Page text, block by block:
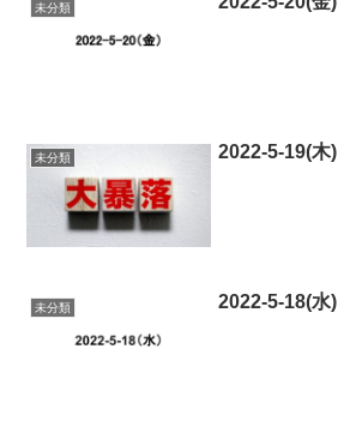
未分類
未分類 2022-5-19(木)
未分類 2022-5-18(水)